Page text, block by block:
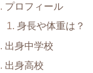
プロフィール
身長や体重は？
出身中学校
出身高校